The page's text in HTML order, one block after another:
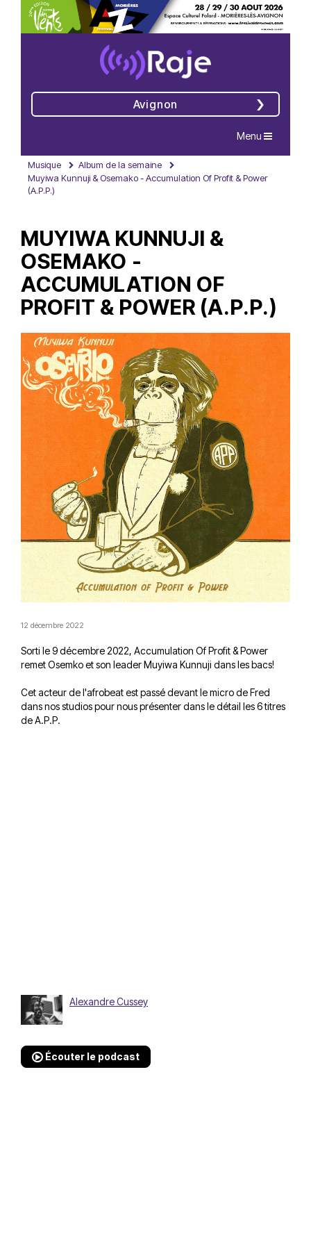
Avignon
Navigation
Menu
Musique
Album de la semaine
Muyiwa Kunnuji & Osemako - Accumulation Of Profit & Power
(A.P.P.)
MUYIWA KUNNUJI &
OSEMAKO -
ACCUMULATION OF
PROFIT & POWER (A.P.P.)
12 décembre 2022
Sorti le 9 décembre 2022, Accumulation Of Profit & Power
remet Osemko et son leader Muyiwa Kunnuji dans les bacs!
Cet acteur de l'afrobeat est passé devant le micro de Fred
dans nos studios pour nous présenter dans le détail les 6 titres
de A.P.P.
Alexandre Cussey
Écouter le podcast